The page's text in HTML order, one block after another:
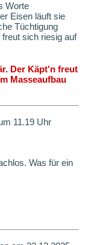
Worte
Eisen läuft sie
Tüchtigung
sich riesig auf
Der Käpt'n freut
Masseaufbau
11.19 Uhr
Was für ein